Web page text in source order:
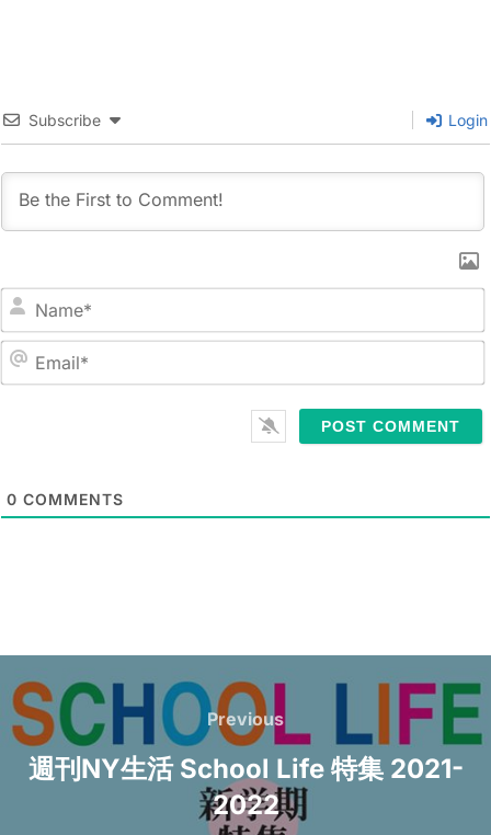
Subscribe Login
N
m
*0 COMMENTS
Post
navigation
Previous
Previous
週刊NY生活 School Life 特集 2021-
2022